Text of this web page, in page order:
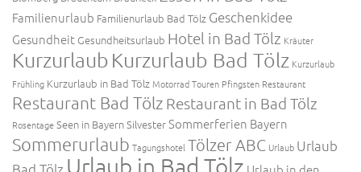
Familienurlaub Familienurlaub Bad Tölz Geschenkidee
Gesundheit Gesundheitsurlaub Hotel in Bad Tölz Kräuter
Kurzurlaub Kurzurlaub Bad Tölz Kurzurlaub
Frühling Kurzurlaub in Bad Tölz Motorrad Touren Pfingsten Restaurant
Restaurant Bad Tölz Restaurant in Bad Tölz
RosentageSeen in BayernSilvesterSommerferien Bayern
Sommerurlaub Tagungshotel Tölzer ABC Urlaub Urlaub
Urlaub in Bad Tölz